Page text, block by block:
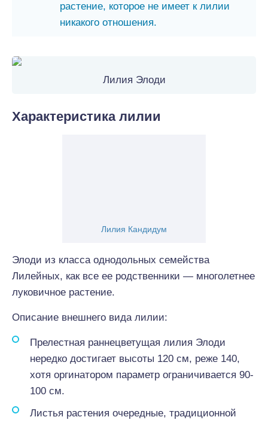
растение, которое не имеет к лилии
никакого отношения.
Лилия Элоди
Характеристика лилии
Лилия Кандидум
Элоди из класса однодольных семейства
Лилейных, как все ее родственники — многолетнее
луковичное растение.
Описание внешнего вида лилии:
Прелестная раннецветущая лилия Элоди
нередко достигает высоты 120 см, реже 140,
хотя оргинатором параметр ограничивается 90-
100 см.
Листья растения очередные, традиционной